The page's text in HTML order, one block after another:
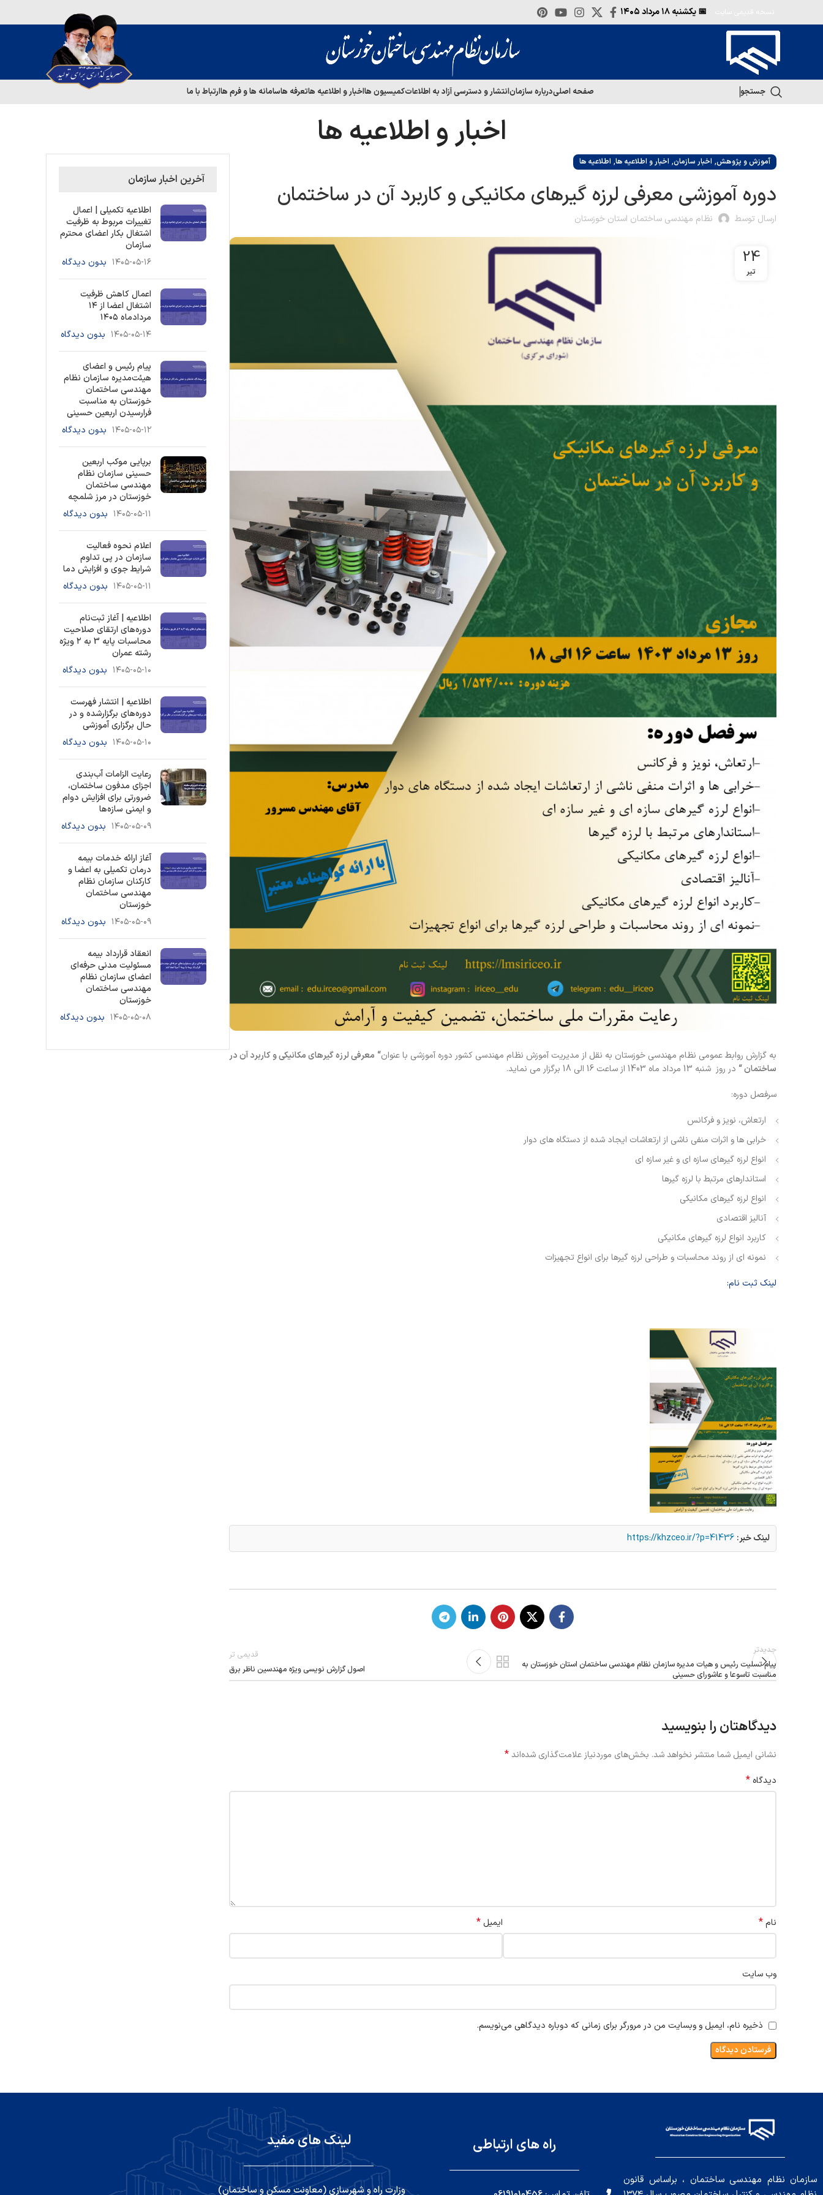
📅 یکشنبه
جستجو صفحه اصلیدرباره سازمانانتشار و دسترسی آزاد به اطلاعاتکمیسیون هااخبار و اطلاعیه هاتعرفه هاسامانه ها و فرم هاارتباط با ما
اخبار و اطلاعیه ها
آموزش و پژوهش, اخبار سازمان, اخبار و اطلاعیه ها, اطلاعیه ها
دوره آموزشی معرفی لرزه گیرهای مکانیکی و کاربرد آن در ساختمان
ارسال توسط نظام مهندسی ساختمان استان خوزستان
24
تیر
به گزارش روابط عمومی نظام مهندسی خوزستان به نقل از مدیریت آموزش نظام مهندسی کشور دوره آموزشی با عنوان“ معرفی لرزه گیرهای مکانیکی و کاربرد آن در
ساختمان“ در روز شنبه 13 مرداد ماه 1403 از ساعت 16 الی 18 برگزار می نماید.
سرفصل دوره:
ارتعاش، نویز و فرکانس
خرابی ها و اثرات منفی ناشی از ارتعاشات ایجاد شده از دستگاه های دوار
انواع لرزه گیرهای سازه ای و غیر سازه ای
استاندارهای مرتبط با لرزه گیرها
انواع لرزه گیرهای مکانیکی
آنالیز اقتصادی
کاربرد انواع لرزه گیرهای مکانیکی
نمونه ای از روند محاسبات و طراحی لرزه گیرها برای انواع تجهیزات
لینک ثبت نام:
لینک خبر: https://khzceo.ir/?p=41436
جدیدتر
پیام تسلیت رئیس و هیات مدیره سازمان نظام مهندسی ساختمان استان خوزستان به
مناسبت تاسوعا و عاشورای حسینی
قدیمی تر
اصول گزارش نویسی ویژه مهندسین ناظر برق
دیدگاهتان را بنویسید
نشانی ایمیل شما منتشر نخواهد شد. بخش‌های موردنیاز علامت‌گذاری شده‌اند*
دیدگاه *
نام* ایمیل *
وب‌ سایت
ذخیره نام، ایمیل و وبسایت من در مرورگر برای زمانی که دوباره دیدگاهی می‌نویسم.
آخرین اخبار سازمان
اطلاعیه تکمیلی | اعمال
تغییرات مربوط به ظرفیت
اشتغال بکار اعضای محترم
سازمان
۱۴۰۵-۰۵-۱۶ بدون دیدگاه
اعمال کاهش ظرفیت
اشتغال اعضا از ۱۴
مردادماه ۱۴۰۵
۱۴۰۵-۰۵-۱۴ بدون دیدگاه
پیام رئیس و اعضای
هیئت‌مدیره سازمان نظام
مهندسی ساختمان
خوزستان به مناسبت
فرارسیدن اربعین حسینی
۱۴۰۵-۰۵-۱۲ بدون دیدگاه
برپایی موکب اربعین
حسینی سازمان نظام
مهندسی ساختمان
خوزستان در مرز شلمچه
۱۴۰۵-۰۵-۱۱ بدون دیدگاه
اعلام نحوه فعالیت
سازمان در پی تداوم
شرایط جوی و افزایش دما
۱۴۰۵-۰۵-۱۱ بدون دیدگاه
اطلاعیه | آغاز ثبت‌نام
دوره‌های ارتقای صلاحیت
محاسبات پایه 3 به ۲ ویژه
رشته عمران
۱۴۰۵-۰۵-۱۰ بدون دیدگاه
اطلاعیه | انتشار فهرست
دوره‌های برگزارشده و در
حال برگزاری آموزشی
۱۴۰۵-۰۵-۱۰ بدون دیدگاه
رعایت الزامات آب‌بندی
اجزای مدفون ساختمان،
ضرورتی برای افزایش دوام
و ایمنی سازه‌ها
۱۴۰۵-۰۵-۰۹ بدون دیدگاه
آغاز ارائه خدمات بیمه
درمان تکمیلی به اعضا و
کارکنان سازمان نظام
مهندسی ساختمان
خوزستان
۱۴۰۵-۰۵-۰۹ بدون دیدگاه
انعقاد قرارداد بیمه
مسئولیت مدنی حرفه‌ای
اعضای سازمان نظام
مهندسی ساختمان
خوزستان
۱۴۰۵-۰۵-۰۸ بدون دیدگاه
سازمان نظام مهندسی ساختمان ، براساس قانون
راه های ارتباطی لینک های مفید
وزارت راه و شهرسازی (معاونت مسکن و ساختمان)